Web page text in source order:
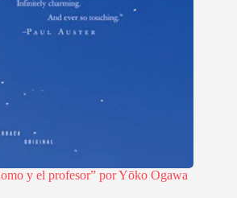
y el profesor” por Yōko Ogawa